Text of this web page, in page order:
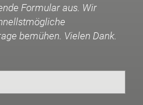
Formular aus. Wir
bemühen. Vielen Dank.